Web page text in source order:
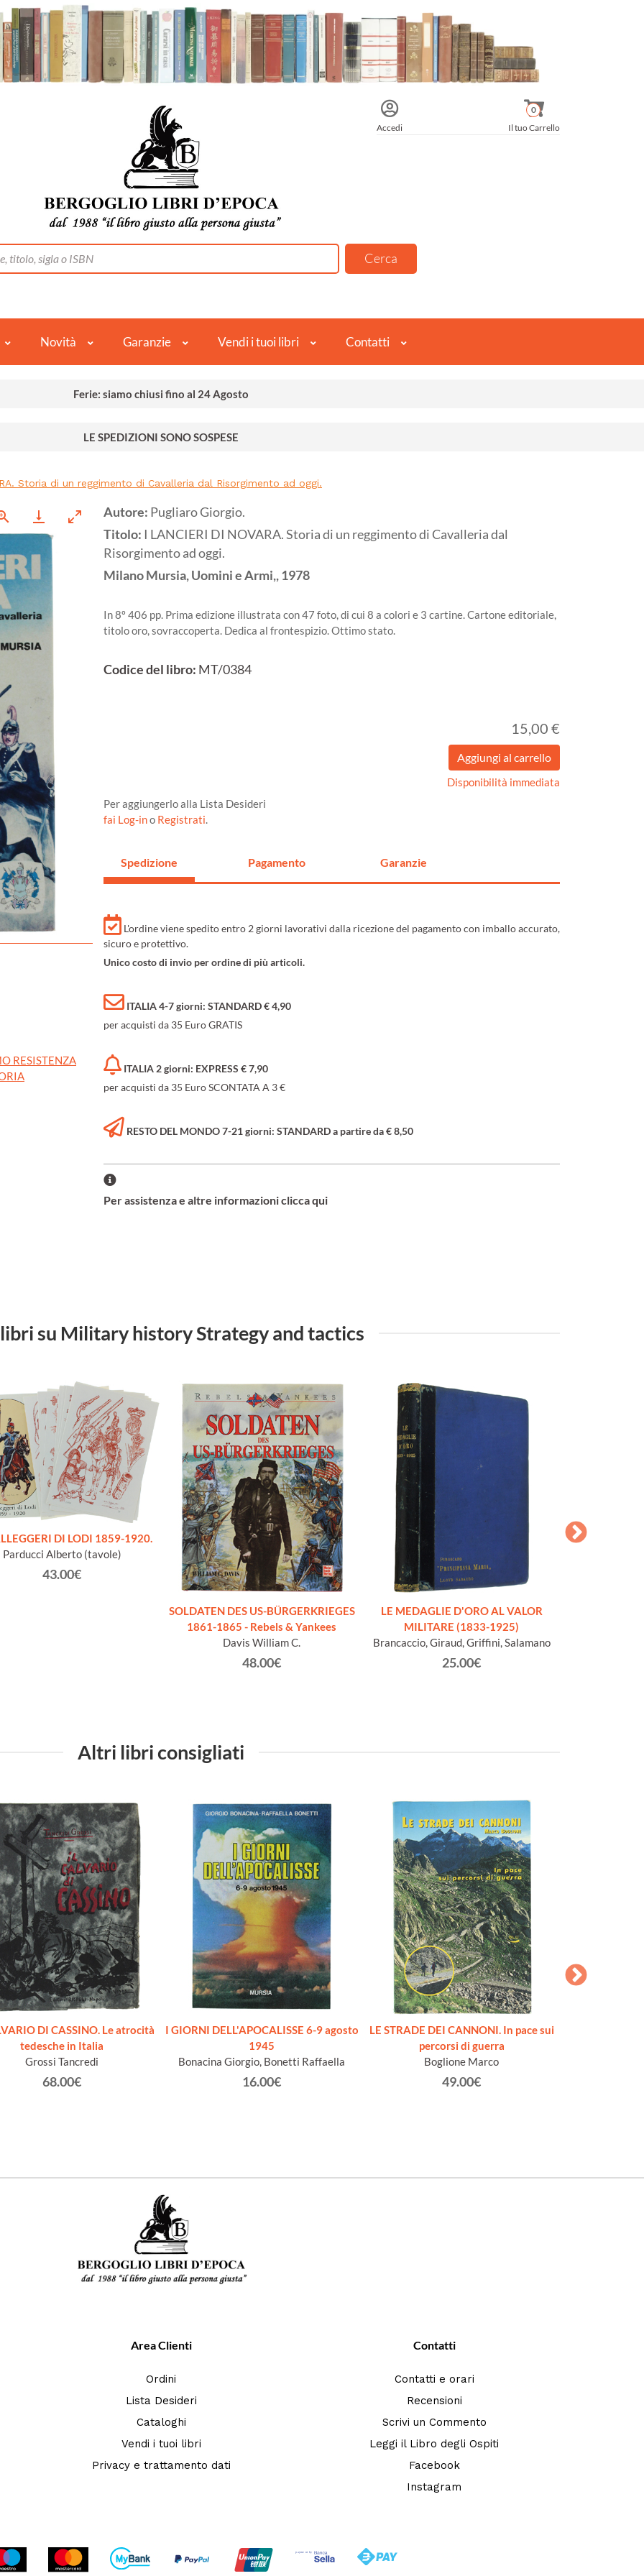
Accedi Il tuo Carrello
0
Novità Garanzie Vendi i tuoi libri Contatti
Ferie: siamo chiusi fino al 24 Agosto
LE SPEDIZIONI SONO SOSPESE
Storia di un reggimento di Cavalleria dal Risorgimento ad oggi.
RESISTENZA
Autore: Pugliaro Giorgio.
Titolo: I LANCIERI DI NOVARA. Storia di un reggimento di Cavalleria dal
Risorgimento ad oggi.
MilanoMursia, Uomini e Armi,,1978
In 8º 406 pp. Prima edizione illustrata con 47 foto, di cui 8 a colori e 3 cartine. Cartone editoriale,
titolo oro, sovraccoperta. Dedica al frontespizio. Ottimo stato.
Codice del libro: MT/0384
15,00 €
Disponibilità immediata
Per aggiungerlo alla Lista Desideri
fai Log-ino Registrati.
Spedizione Pagamento Garanzie
L'ordine viene spedito entro 2 giorni lavorativi dalla ricezione del pagamento con imballo accurato,
sicuro e protettivo.
Unico costo di invio per ordine di più articoli.
ITALIA 4-7 giorni: STANDARD € 4,90
per acquisti da 35 Euro GRATIS
ITALIA 2 giorni: EXPRESS € 7,90
per acquisti da 35 Euro SCONTATA A 3 €
RESTO DEL MONDO 7-21 giorni: STANDARD a partire da € 8,50
Per assistenza e altre informazioni clicca qui
su Military history Strategy and tactics
DI LODI 1859-1920.
Parducci Alberto (tavole)
43.00€
SOLDATEN DES US-BÜRGERKRIEGES
1861-1865 - Rebels & Yankees
Davis William C.
48.00€
LE MEDAGLIE D'ORO AL VALOR
MILITARE (1833-1925)
Brancaccio, Giraud, Griffini, Salamano
25.00€
Altri libri consigliati
DI CASSINO. Le atrocità
tedesche in Italia
Grossi Tancredi
68.00€
I GIORNI DELL'APOCALISSE 6-9 agosto
1945
Bonacina Giorgio, Bonetti Raffaella
16.00€
LE STRADE DEI CANNONI. In pace sui
percorsi di guerra
Boglione Marco
49.00€
Area Clienti
Ordini
Lista Desideri
Cataloghi
Vendi i tuoi libri
Privacy e trattamento dati
Contatti
Contatti e orari
Recensioni
Scrivi un Commento
Leggi il Libro degli Ospiti
Facebook
Instagram